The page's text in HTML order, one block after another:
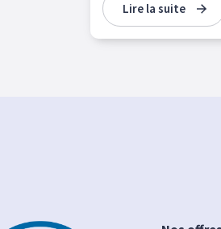
Lire la suite